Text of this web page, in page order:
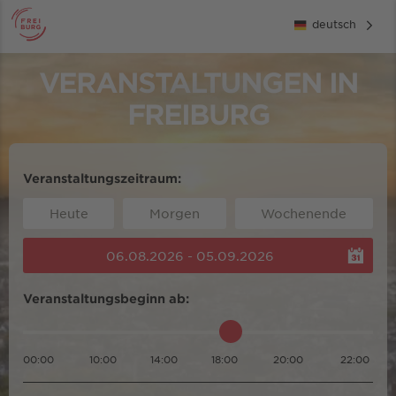
deutsch
VERANSTALTUNGEN IN
FREIBURG
Veranstaltungszeitraum:
Heute Morgen Wochenende
06.08.2026 - 05.09.2026
Veranstaltungsbeginn ab:
00:00 10:00 14:00 18:00 20:00 22:00